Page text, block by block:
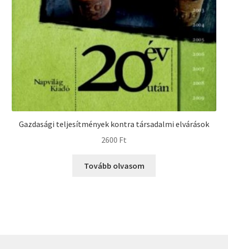
Gazdasági teljesítmények kontra társadalmi elvárások
2600 Ft
Tovább olvasom